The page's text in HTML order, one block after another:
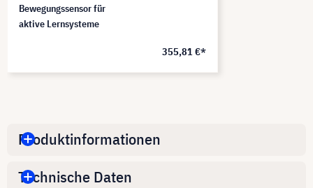
Bewegungssensor für
aktive Lernsysteme
355,81 €*
Produktinformationen
Technische Daten